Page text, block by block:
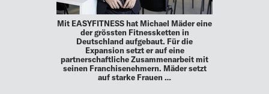
Mit EASYFITNESS hat Michael Mäder eine
der grössten Fitnessketten in
Deutschland aufgebaut. Für die
Expansion setzt er auf eine
partnerschaftliche Zusammenarbeit mit
seinen Franchisenehmern. Mäder setzt
auf starke Frauen …